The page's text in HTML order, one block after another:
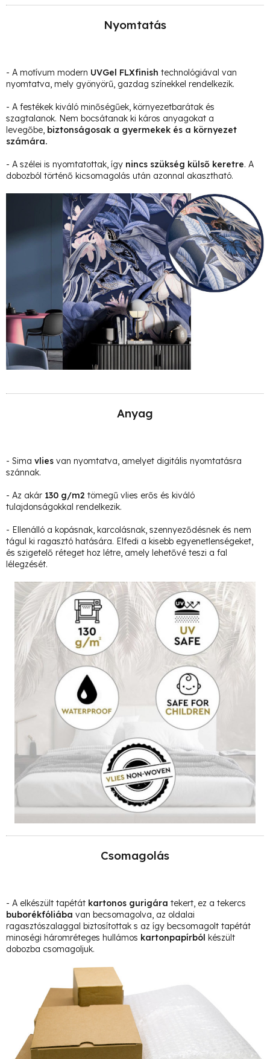
Nyomtatás
- A motívum modern UVGel FLXfinish technológiával van
nyomtatva, mely gyönyörű, gazdag színekkel rendelkezik.
- A festékek kiváló minőségűek, környezetbarátak és
szagtalanok. Nem bocsátanak ki káros anyagokat a
levegőbe, biztonságosak a gyermekek és a környezet
számára.
- A szélei is nyomtatottak, így nincs szükség külső keretre. A
dobozból történő kicsomagolás után azonnal akasztható.
Anyag
- Sima vlies van nyomtatva, amelyet digitális nyomtatásra
szánnak.
- Az akár 130 g/m2 tömegű vlies erős és kiváló
tulajdonságokkal rendelkezik.
- Ellenálló a kopásnak, karcolásnak, szennyeződésnek és nem
tágul ki ragasztó hatására. Elfedi a kisebb egyenetlenségeket,
és szigetelő réteget hoz létre, amely lehetővé teszi a fal
lélegzését.
Csomagolás
- A elkészült tapétát kartonos gurigára tekert, ez a tekercs
buborékfóliába van becsomagolva, az oldalai
ragasztószalaggal biztosítottak s az így becsomagolt tapétát
minoségi háromréteges hullámos kartonpapírból készült
dobozba csomagoljuk.